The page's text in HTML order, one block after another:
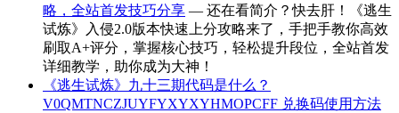
略，全站首发技巧分享 — 还在看简介？快去肝！《逃生
试炼》入侵2.0版本快速上分攻略来了，手把手教你高效
刷取A+评分，掌握核心技巧，轻松提升段位，全站首发
详细教学，助你成为大神！
《逃生试炼》九十三期代码是什么？
V0QMTNCZJUYFYXYXYHMOPCFF 兑换码使用方法